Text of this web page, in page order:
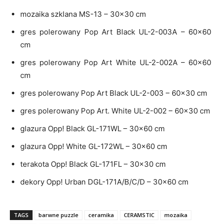
mozaika szklana MS-13 – 30×30 cm
gres polerowany Pop Art Black UL-2-003A – 60×60
cm
gres polerowany Pop Art White UL-2-002A – 60×60
cm
gres polerowany Pop Art Black UL-2-003 – 60×30 cm
gres polerowany Pop Art. White UL-2-002 – 60×30 cm
glazura Opp! Black GL-171WL – 30×60 cm
glazura Opp! White GL-172WL – 30×60 cm
terakota Opp! Black GL-171FL – 30×30 cm
dekory Opp! Urban DGL-171A/B/C/D – 30×60 cm
TAGS barwne puzzle ceramika CERAMSTIC
mozaika